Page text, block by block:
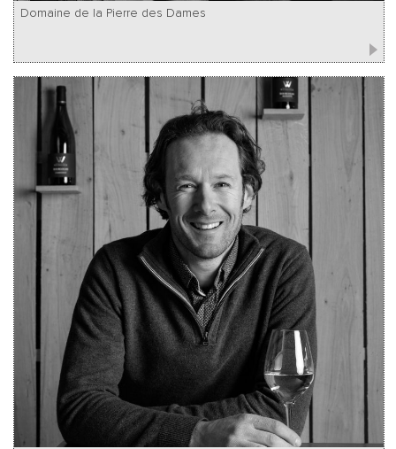
Domaine de la Pierre des Dames